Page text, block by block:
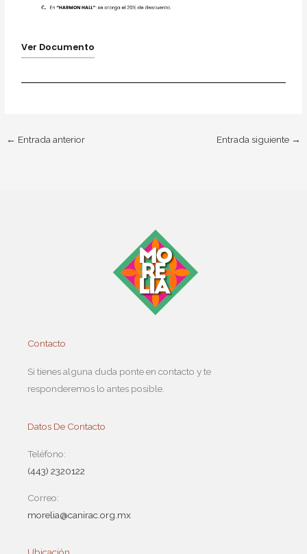
Ver Documento
← Entrada anterior Entrada siguiente →
Contacto
Si tienes alguna duda ponte en contacto y te
responderemos lo antes posible.
Datos De Contacto
Teléfono:
(443) 2320122
Correo:
morelia@canirac.org.mx